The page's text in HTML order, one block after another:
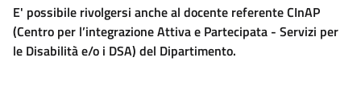
E' possibile rivolgersi anche al docente referente CInAP
(Centro per l’integrazione Attiva e Partecipata - Servizi per
le Disabilità e/o i DSA) del Dipartimento.